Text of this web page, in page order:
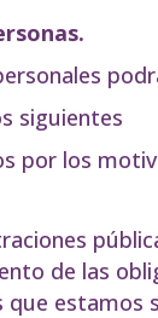
siguientes
por los
de las
que estamos